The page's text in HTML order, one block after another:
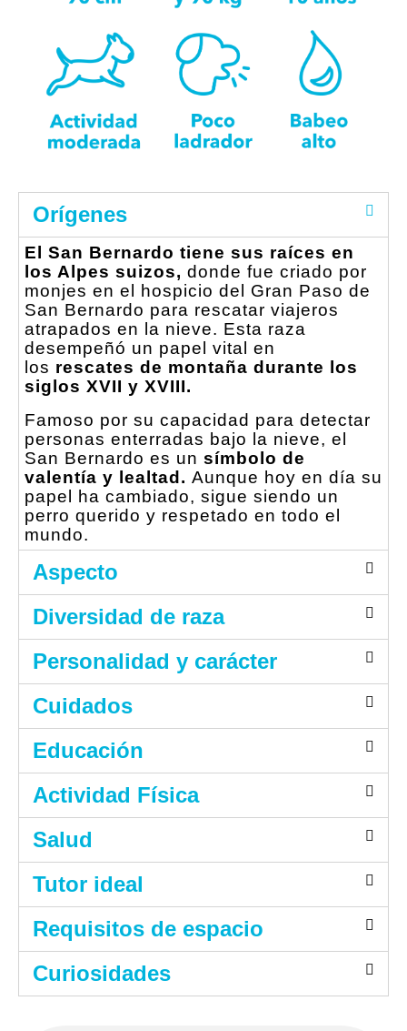
Orígenes
El San Bernardo tiene sus raíces en
los Alpes suizos, donde fue criado por
monjes en el hospicio del Gran Paso de
San Bernardo para rescatar viajeros
atrapados en la nieve. Esta raza
desempeñó un papel vital en
los rescates de montaña durante los
siglos XVII y XVIII.
Famoso por su capacidad para detectar
personas enterradas bajo la nieve, el
San Bernardo es un símbolo de
valentía y lealtad. Aunque hoy en día su
papel ha cambiado, sigue siendo un
perro querido y respetado en todo el
mundo.
Aspecto
Diversidad de raza
Personalidad y carácter
Cuidados
Educación
Actividad Física
Salud
Tutor ideal
Requisitos de espacio
Curiosidades